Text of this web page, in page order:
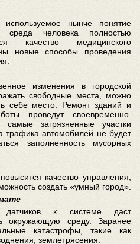
нынче понятие
человека полностью
качество медицинского
новые способы проведения
изменения в городской
свободные места, можно
себе место. Ремонт зданий и
проведут своевременно.
загрязненные участки
трафика автомобилей не будет
заполненность мусорных
качество управления,
создать «умный город».
датчиков к системе даст
окружающую среду. Заранее
катастрофы, такие как
землетрясения.